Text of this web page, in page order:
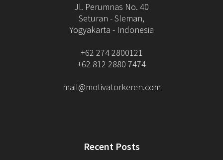
Jl. Perumnas No. 40
Seturan - Sleman,
Yogyakarta - Indonesia
+62 274 2800121
+62 812 2880 7474
mail@motivatorkeren.com
Recent Posts